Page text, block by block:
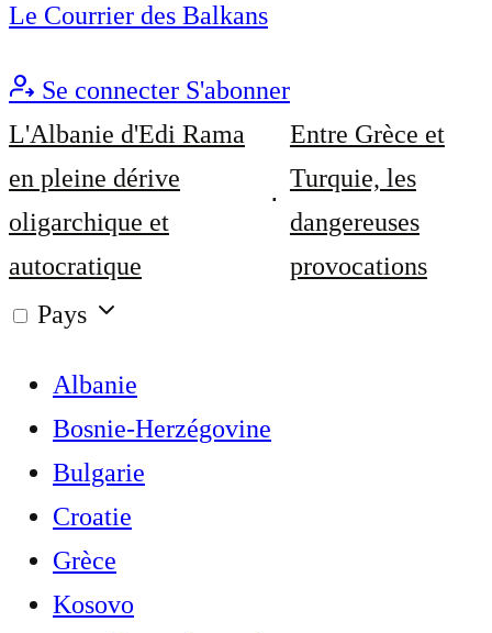
Le Courrier des Balkans
Se connecter S'abonner
L'Albanie d'Edi Rama
en pleine dérive
oligarchique et
autocratique
Entre Grèce et
Turquie, les
dangereuses
provocations
Pays
Albanie
Bosnie-Herzégovine
Bulgarie
Croatie
Grèce
Kosovo